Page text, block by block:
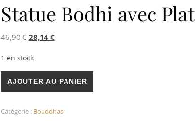
Statue Bodhi avec Plat
46,90€ Le prix initial était : 46,90 €.
28,14 €Le prix actuel est : 28,14 €.
1 en stock
quantité de Statue Bodhi avec Plat
AJOUTER AU PANIER
Catégorie : Bouddhas